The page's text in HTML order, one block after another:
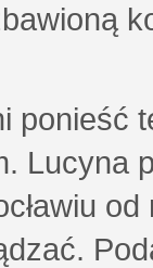
tę
Lucyna